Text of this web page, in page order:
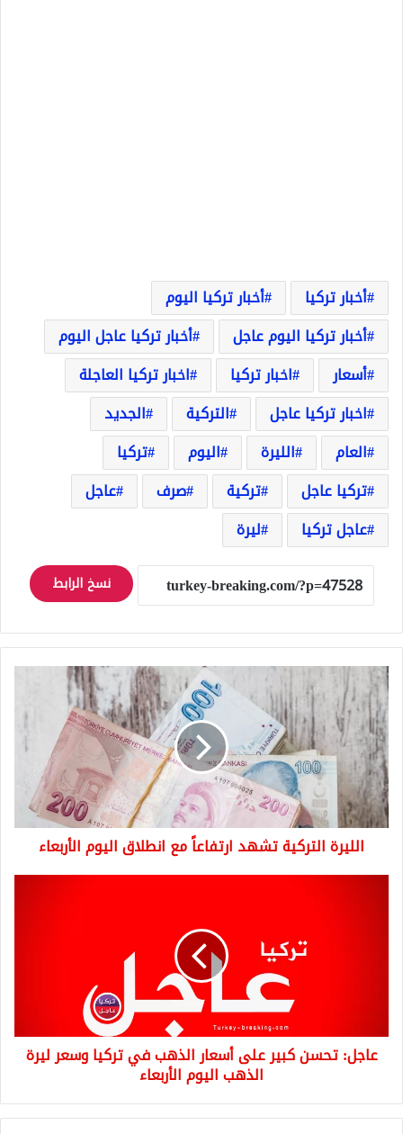
أخبار تركيا
أخبار تركيا اليوم
أخبار تركيا اليوم عاجل
أخبار تركيا عاجل اليوم
أسعار
اخبار تركيا
اخبار تركيا العاجلة
اخبار تركيا عاجل
التركية
الجديد
العام
الليرة اليوم
تركيا
تركيا عاجل
تركية صرف
عاجل
عاجل تركيا
ليرة
نسخ الرابط
الليرة
التركية
تشهد
ارتفاعاً
مع
انطلاق
اليوم
الأربعاء
الليرة التركية تشهد ارتفاعاً مع انطلاق اليوم الأربعاء
وسعر
ليرة
الأربعاء
عاجل: تحسن كبير على أسعار الذهب في تركيا وسعر ليرة
الذهب اليوم الأربعاء